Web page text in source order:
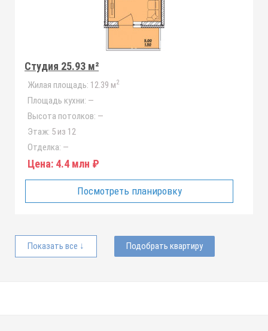
Студия 25.93 м²
Жилая площадь: 12.39 м2
Площадь кухни: —
Высота потолков: —
Этаж: 5 из 12
Отделка: —
Цена: 4.4 млн ₽
Посмотреть планировку
Показать все ↓ Подобрать квартиру